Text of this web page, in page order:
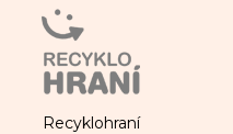
Recyklohraní